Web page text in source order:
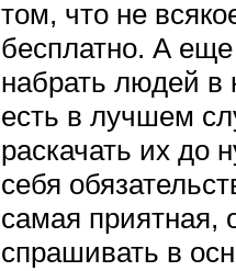
том, что не
бесплатно. А еще
набрать людей в
есть в лучшем
раскачать их до
себя
самая приятная,
спрашивать в